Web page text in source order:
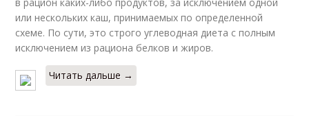
или нескольких каш, принимаемых по определенной
схеме. По сути, это строго углеводная диета с полным
исключением из рациона белков и жиров.
Читать дальше →